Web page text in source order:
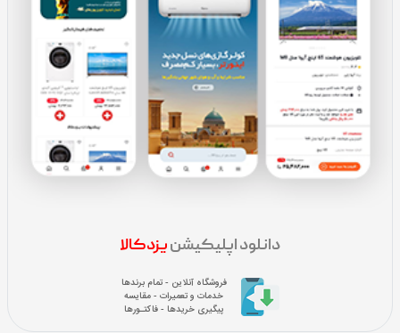
دانلود اپلیکیشنیزدکالا
فروشگاه آنلاین - تمام برندها
خدمات و تعمیرات - مقایسه
پیگیری خریدها - فاکتـورها